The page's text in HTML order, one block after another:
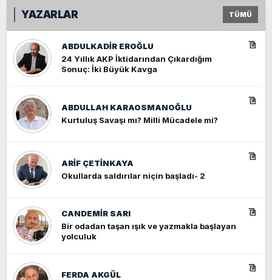
YAZARLAR TÜMÜ
ABDULKADIR EROĞLU
24 Yıllık AKP İktidarından Çıkardığım
Sonuç: İki Büyük Kavga
ABDULLAH KARAOSMANOĞLU
Kurtuluş Savaşı mı? Milli Mücadele mi?
ARIF ÇETİNKAYA
Okullarda saldırılar niçin başladı- 2
CANDEMIR SARI
Bir odadan taşan ışık ve yazmakla başlayan
yolculuk
FERDA AKGÜL